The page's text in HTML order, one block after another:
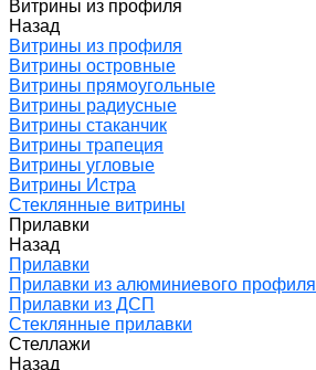
Витрины из профиля
Назад
Витрины из профиля
Витрины островные
Витрины прямоугольные
Витрины радиусные
Витрины стаканчик
Витрины трапеция
Витрины угловые
Витрины Истра
Стеклянные витрины
Прилавки
Назад
Прилавки
Прилавки из алюминиевого профиля
Прилавки из ДСП
Стеклянные прилавки
Стеллажи
Назад